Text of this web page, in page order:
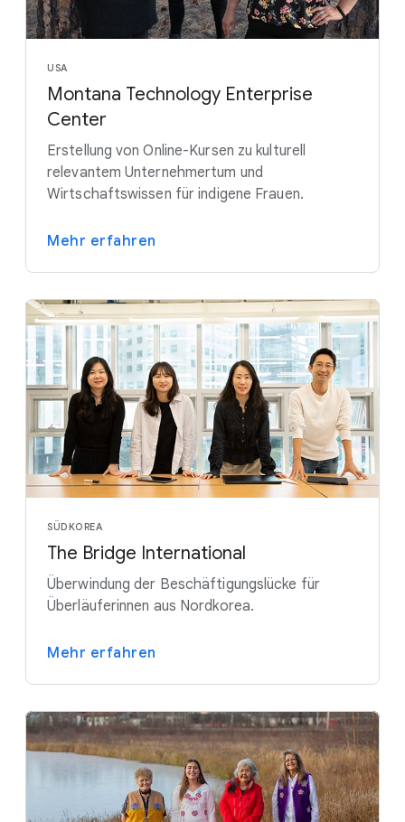
USA
Montana Technology Enterprise
Center
Erstellung von Online-Kursen zu kulturell
relevantem Unternehmertum und
Wirtschaftswissen für indigene Frauen.
Mehr erfahren
SÜDKOREA
The Bridge International
Überwindung der Beschäftigungslücke für
Überläuferinnen aus Nordkorea.
Mehr erfahren